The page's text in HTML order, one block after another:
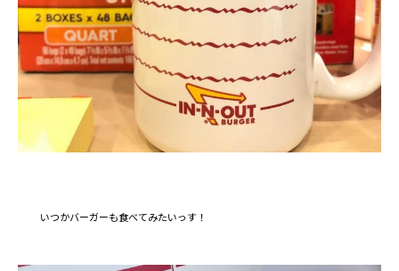
いつかバーガーも食べてみたいっす！